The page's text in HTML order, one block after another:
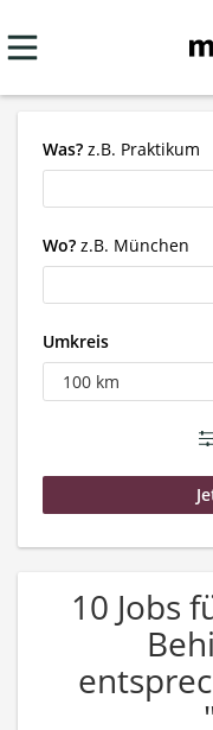
Was? z.B. Praktikum
Wo? z.B. München
Umkreis
10 Jobs